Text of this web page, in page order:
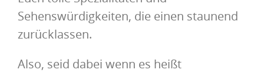
Sehenswürdigkeiten, die einen staunend
zurücklassen.
Also, seid dabei wenn es heißt